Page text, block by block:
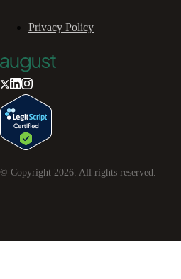
Privacy Policy
© Copyright 2026. All rights reserved.